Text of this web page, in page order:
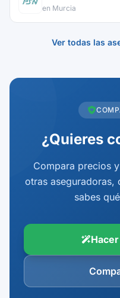
en Murcia
Ver todas las
¿Quieres
Compara precios
otras aseguradoras,
sabes